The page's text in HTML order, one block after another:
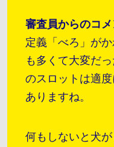
審査員からのコメ
定義「べろ」が
も多くて大変だ
のスロットは適
ありますね。
何もしないと犬